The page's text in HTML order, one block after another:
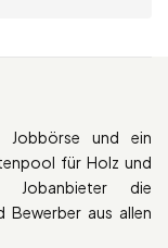
Jobbörse und ein
für Holz und
Jobanbieter die
Bewerber aus allen